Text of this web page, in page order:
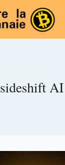
sideshift AI